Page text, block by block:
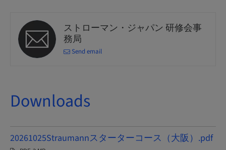
ストローマン・ジャパン 研修会事
務局
Send email
Downloads
20261025Straumannスターターコース（大阪）.pdf